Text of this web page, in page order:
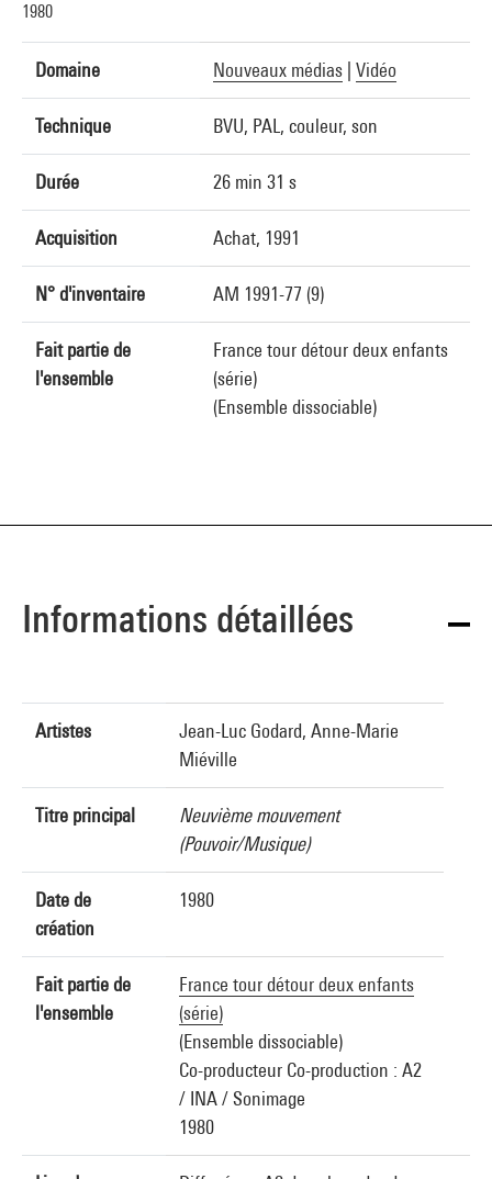
1980
Domaine Nouveaux médias Vidéo
Technique BVU, PAL, couleur, son
Durée 26 min 31 s
Acquisition Achat, 1991
N° d'inventaire AM 1991-77 (9)
Fait partie de
l'ensemble
France tour détour deux enfants
(série)
(Ensemble dissociable)
Informations détaillées
Artistes
Jean-Luc Godard, Anne-Marie
Miéville
Titre principal
Neuvième mouvement
(Pouvoir/Musique)
Date de
création
1980
Fait partie de
l'ensemble
France tour détour deux enfants
(série)
(Ensemble dissociable)
Co-producteur Co-production : A2
/ INA / Sonimage
1980